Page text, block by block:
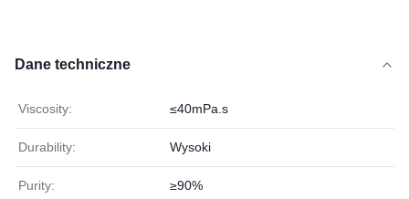
Dane techniczne
Viscosity: ≤40mPa.s
Durability: Wysoki
Purity: ≥90%